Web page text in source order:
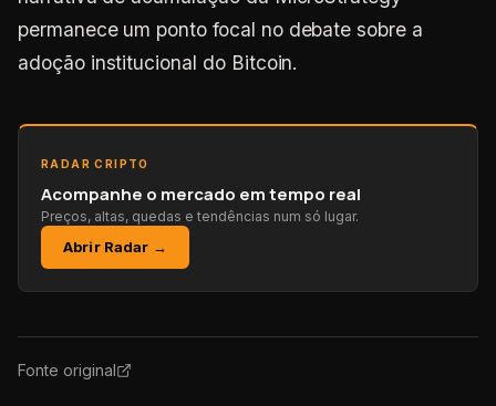
permanece um ponto focal no debate sobre a
adoção institucional do Bitcoin.
RADAR CRIPTO
Acompanhe o mercado em tempo real
Preços, altas, quedas e tendências num só lugar.
Abrir Radar →
Fonte original